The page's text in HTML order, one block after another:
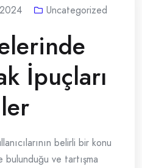
Uncategorized
İpuçları
belirli bir konu
bulunduğu ve tartışma